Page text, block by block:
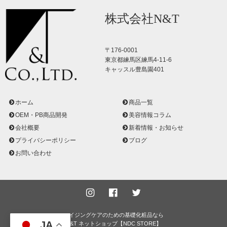
株式会社N&T
〒176-0001
東京都練馬区練馬4-11-6
キャッスル豊島園401
ホーム
OEM・PB商品開発
会社概要
プライバシーポリシー
お問い合わせ
商品一覧
美容情報コラム
新着情報・お知らせ
ブログ
エイジングケアのための基礎化粧品なら
N&T ネットショップ【NDC STORE】